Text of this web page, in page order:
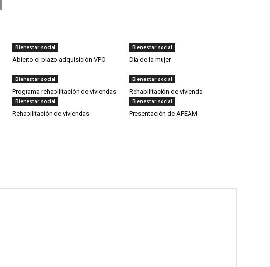
Bienestar social
Abierto el plazo adquisición VPO
Bienestar social
Día de la mujer
Bienestar social
Programa rehabilitación de viviendas
Bienestar social
Rehabilitación de vivienda
Bienestar social
Rehabilitación de viviendas
Bienestar social
Presentación de AFEAM